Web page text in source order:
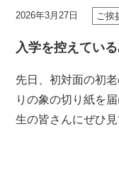
2026年3月27日 ご挨
入学を控えてい
先日、初対面の初
りの象の切り紙を
生の皆さんにぜひ